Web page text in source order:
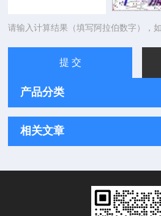
请输入计算结果（填写阿拉伯数字），
产品分类
相关文章